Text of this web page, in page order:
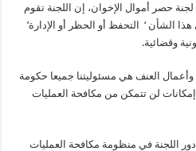
حصر أموال الإخوان، إن اللجنة تقوم
الشأن ‘ التحفظ أو الحظر أو الإدارة’
وقضائية.
العنف هي مسئوليتنا جميعا حكومة
لن تتمكن من مكافحة العمليات
اللجنة في منظومة مكافحة العمليات